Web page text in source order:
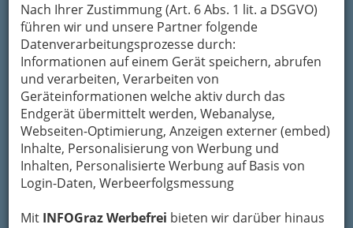
Nach Ihrer Zustimmung (Art. 6 Abs. 1 lit. a DSGVO)
führen wir und unsere Partner folgende
Datenverarbeitungsprozesse durch:
Informationen auf einem Gerät speichern, abrufen
und verarbeiten, Verarbeiten von
Geräteinformationen welche aktiv durch das
Endgerät übermittelt werden, Webanalyse,
Webseiten-Optimierung, Anzeigen externer (embed)
Inhalte, Personalisierung von Werbung und
Inhalten, Personalisierte Werbung auf Basis von
Login-Daten, Werbeerfolgsmessung
Mit INFOGraz Werbefrei bieten wir darüber hinaus
geistige-seelische Energiezu harmonisieren.
Seminare & Kursefür TAIJIQUAN, QIGONG
und ENTSPANNUNG sieheAktuelle Seminare
Kategorien
2
Dr. Xiaoqiu LI - Leben heißt
Bewegung
Landweg 19, 8046 Graz- Stattegg
+43 316 698 888
+43 664 2526 600